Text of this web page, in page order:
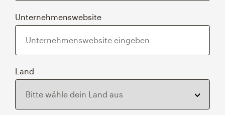
Unternehmenswebsite
Land